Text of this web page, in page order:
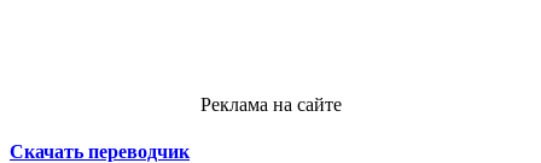
Реклама на сайте
Скачать переводчик